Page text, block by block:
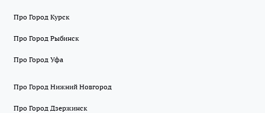
Про Город Курск
Про Город Рыбинск
Про Город Уфа
Про Город Нижний Новгород
Про Город Дзержинск